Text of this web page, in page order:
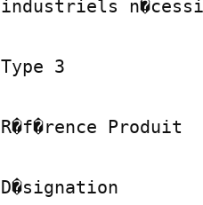
industriels
Type 3
R�f�rence Produit
D�signation